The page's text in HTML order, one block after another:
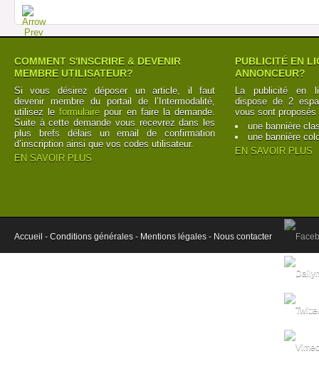
COMMENT S'INSCRIRE & DEVENIR
MEMBRE UTILISATEUR?
Si vous désirez déposer un article, il faut
devenir membre du portail de l’Intermodalité,
utilisez leformulaire pour en faire la demande.
Suite à cette demande vous recevrez dans les
plus brefs délais un email de confirmation
d’inscription ainsi que vos codes utilisateur.
EN SAVOIR PLUS
PUBLICITÉ EN
ANNONCEUR?
La publicité en
dispose de 2
vous sont proposés
une bannière
une bannière
EN SAVOIR PLUS
Accueil - Conditions générales - Mentions légales - Nous contacter